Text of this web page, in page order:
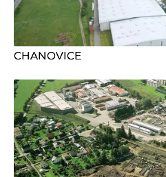
CHANOVICE